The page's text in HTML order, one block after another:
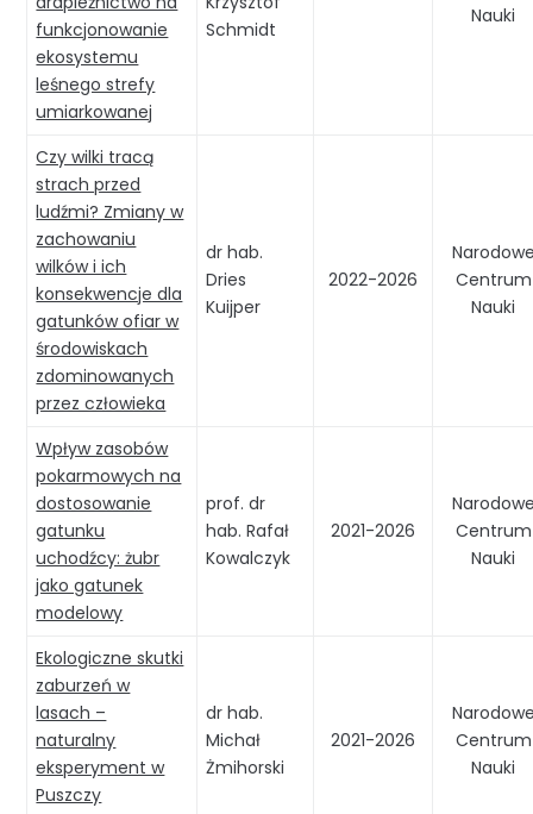
funkcjonowanie
ekosystemu
leśnego strefy
umiarkowanej
Schmidt
Nauki
Czy wilki tracą
strach przed
ludźmi? Zmiany w
zachowaniu
wilków i ich
konsekwencje dla
gatunków ofiar w
środowiskach
zdominowanych
przez człowieka
dr hab.
Dries
Kuijper
2022-2026
Centrum
Nauki
Wpływ zasobów
pokarmowych na
dostosowanie
gatunku
uchodźcy: żubr
jako gatunek
modelowy
prof. dr
hab. Rafał
Kowalczyk
2021-2026
Centrum
Nauki
Ekologiczne skutki
zaburzeń w
lasach –
naturalny
eksperyment w
Puszczy
dr hab.
Michał
Żmihorski
2021-2026
Centrum
Nauki